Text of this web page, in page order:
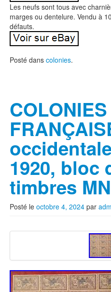
Les neufs sont tous avec
marges ou dentelure. Vendu à
défauts.
Posté dans colonies.
COLONIES
1920, bloc
timbres
Posté le octobre 4, 2024 par